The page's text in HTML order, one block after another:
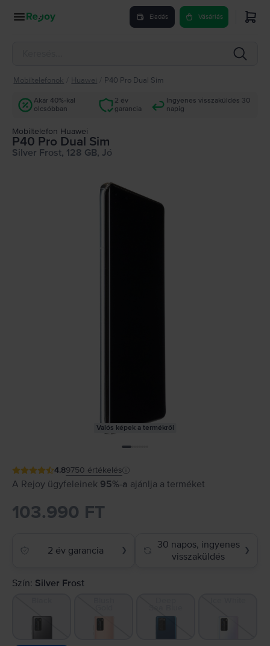
Eladás Vásárlás
Mobiltelefonok Huawei P40 Pro Dual Sim
Akár 40%-kal
olcsóbban
2 év
garancia
Ingyenes visszaküldés 30
napig
Mobiltelefon Huawei
P40 Pro Dual Sim
Silver Frost, 128 GB, Jó
Valós képek a termékről
4.89750 értékelés
A Rejoy ügyfeleinek 95%-a ajánlja a terméket
103.990 FT
2 év garancia ❯
30 napos, ingyenes
visszaküldés
❯
Szín: Silver Frost